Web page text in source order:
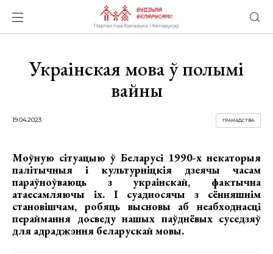
Украінская мова ў полымі
вайны
19.04.2023 ГРАМАДСТВА
Моўную сітуацыю ў Беларусі 1990-х некаторыя
палітычныя і культурніцкія дзеячы часам
параўноўваюць з украінскай, фактычна
атаесамляючы іх. І суадносячы з сённяшнім
становішчам, робяць высновы аб неабходнасці
пераймання досведу нашых паўднёвых суседзяў
для адраджэння беларускай мовы.